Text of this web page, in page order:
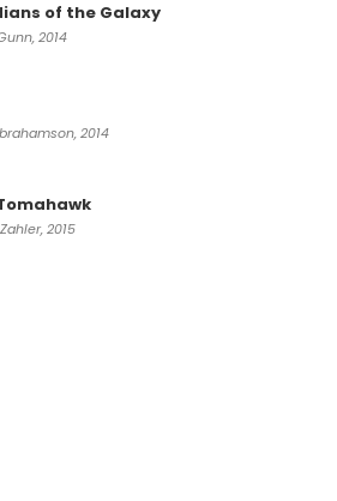
of the Galaxy
2014
2014
2015